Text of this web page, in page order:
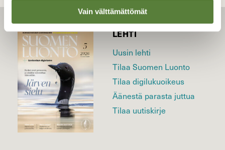
Vain välttämättömät
LEHTI
Uusin lehti
Tilaa Suomen Luonto
Tilaa digilukuoikeus
Äänestä parasta juttua
Tilaa uutiskirje